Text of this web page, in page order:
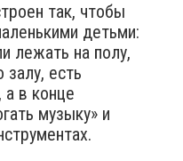
так, чтобы
детьми:
лежать на полу,
есть
а в конце
музыку» и